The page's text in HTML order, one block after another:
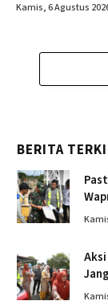
Kamis, 6 Agustus
BERITA